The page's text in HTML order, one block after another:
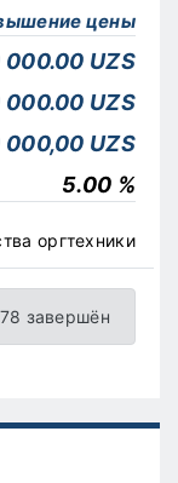
цены
UZS
000.00 UZS
000,00 UZS
5.00 %
оргтехники
завершён